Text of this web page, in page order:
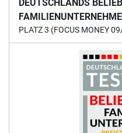
DEUTSCHLANDS
PLATZ 3 (FOCUS MONEY